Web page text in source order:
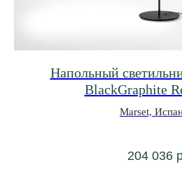
Напольный
BlackGraphite
Marset,
204 036